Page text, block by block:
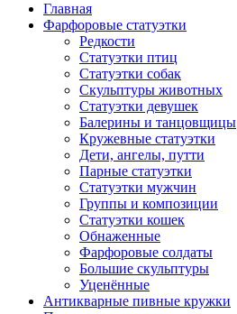
Главная
Фарфоровые статуэтки
Редкости
Cтатуэтки птиц
Cтатуэтки собак
Скульптуры животных
Статуэтки девушек
Балерины и танцовщицы
Кружевные статуэтки
Дети, ангелы, путти
Парные статуэтки
Статуэтки мужчин
Группы и композиции
Статуэтки кошек
Обнаженные
Фарфоровые солдаты
Большие скульптуры
Уценённые
Антикварные пивные кружки